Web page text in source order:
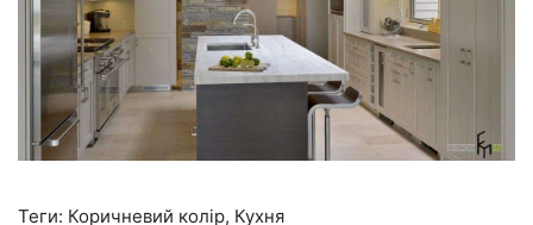
Теги: Коричневий колір, Кухня